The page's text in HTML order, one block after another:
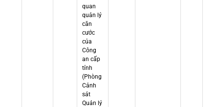
quan
quản lý
căn
cước
của
Công
an cấp
tỉnh
(Phòng
Cảnh
sát
Quản lý